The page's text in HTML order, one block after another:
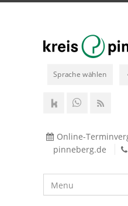
Sprache wählen
Online-
pinneberg.de